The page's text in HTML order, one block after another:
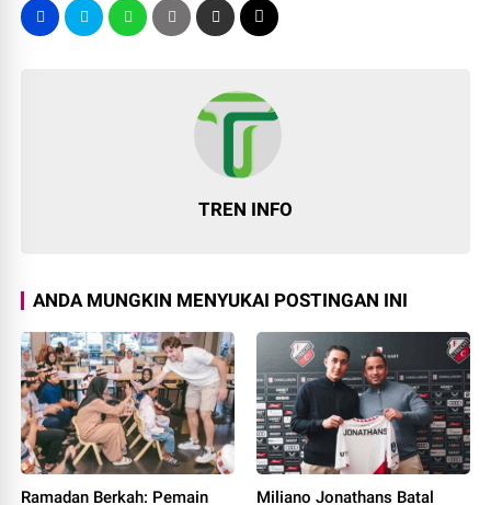
TREN INFO
ANDA MUNGKIN MENYUKAI POSTINGAN INI
Ramadan Berkah: Pemain Miliano Jonathans Batal